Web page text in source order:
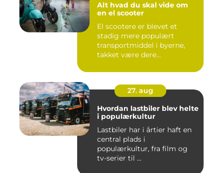
Alt hvad du skal vide om
en el scooter
El scootere er blevet et
stadig mere populært
transportmiddel i byerne,
takket være dere...
27. aug
Hvordan lastbiler blev helte
i populærkultur
Lastbiler har i årtier haft en
central plads i
populærkultur, fra film og
tv-serier til ...